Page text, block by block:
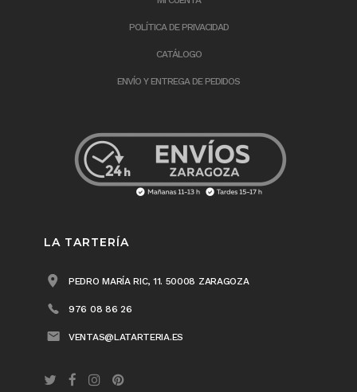
POLÍTICA DE PRIVACIDAD
CATÁLOGO
ENVÍO Y ENTREGA DE PEDIDOS
LA TARTERÍA
PEDRO MARÍA RIC, 11. 50008 ZARAGOZA
976 08 86 26
VENTAS@LATARTERIA.ES